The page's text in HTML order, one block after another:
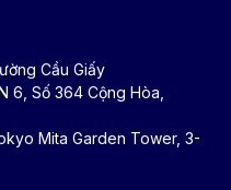
Cầu Giấy
6, Số 364 Cộng Hòa,
Mita Garden Tower, 3-